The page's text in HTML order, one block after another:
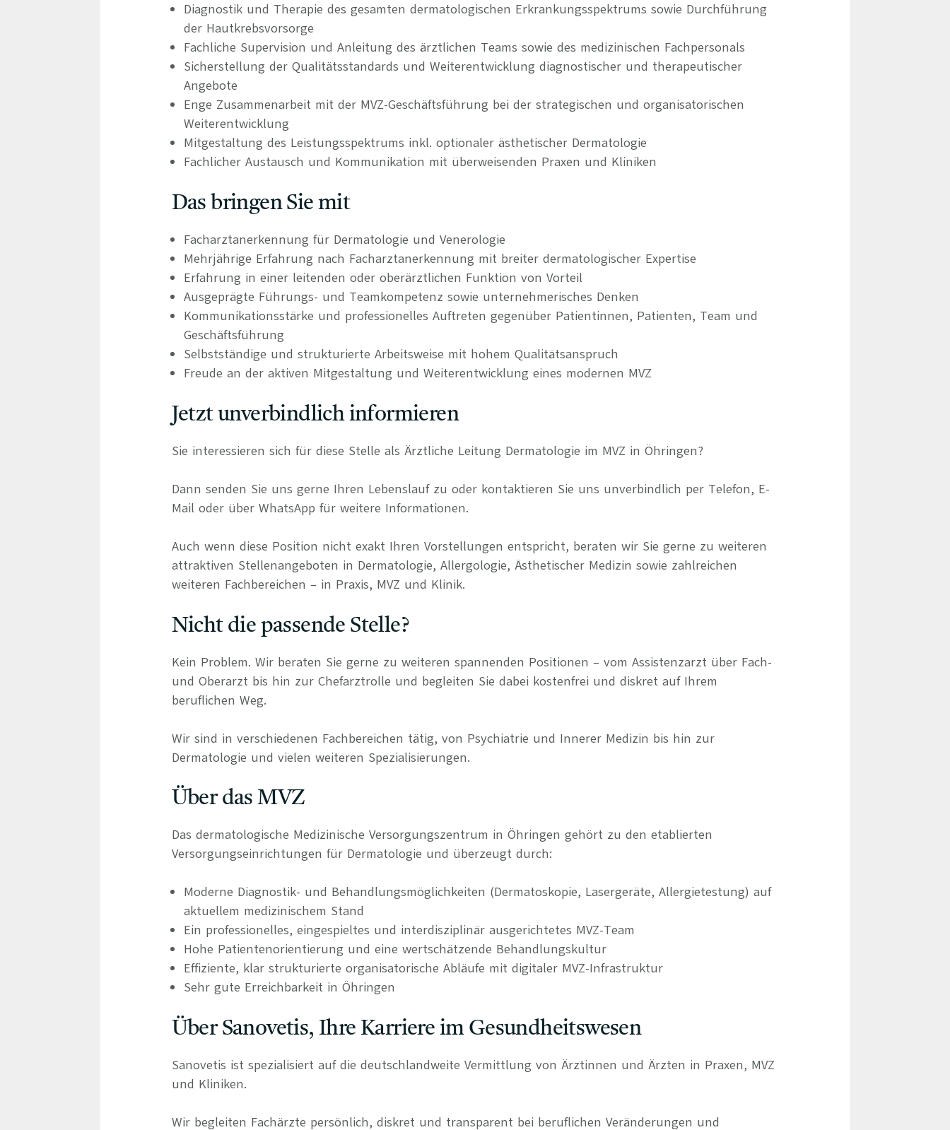
Diagnostik und Therapie des gesamten dermatologischen Erkrankungsspektrums sowie Durchführung
der Hautkrebsvorsorge
Fachliche Supervision und Anleitung des ärztlichen Teams sowie des medizinischen Fachpersonals
Sicherstellung der Qualitätsstandards und Weiterentwicklung diagnostischer und therapeutischer
Angebote
Enge Zusammenarbeit mit der MVZ-Geschäftsführung bei der strategischen und organisatorischen
Weiterentwicklung
Mitgestaltung des Leistungsspektrums inkl. optionaler ästhetischer Dermatologie
Fachlicher Austausch und Kommunikation mit überweisenden Praxen und Kliniken
Das bringen Sie mit
Facharztanerkennung für Dermatologie und Venerologie
Mehrjährige Erfahrung nach Facharztanerkennung mit breiter dermatologischer Expertise
Erfahrung in einer leitenden oder oberärztlichen Funktion von Vorteil
Ausgeprägte Führungs- und Teamkompetenz sowie unternehmerisches Denken
Kommunikationsstärke und professionelles Auftreten gegenüber Patientinnen, Patienten, Team und
Geschäftsführung
Selbstständige und strukturierte Arbeitsweise mit hohem Qualitätsanspruch
Freude an der aktiven Mitgestaltung und Weiterentwicklung eines modernen MVZ
Jetzt unverbindlich informieren
Sie interessieren sich für diese Stelle als Ärztliche Leitung Dermatologie im MVZ in Öhringen?
Dann senden Sie uns gerne Ihren Lebenslauf zu oder kontaktieren Sie uns unverbindlich per Telefon, E-
Mail oder über WhatsApp für weitere Informationen.
Auch wenn diese Position nicht exakt Ihren Vorstellungen entspricht, beraten wir Sie gerne zu weiteren
attraktiven Stellenangeboten in Dermatologie, Allergologie, Ästhetischer Medizin sowie zahlreichen
weiteren Fachbereichen – in Praxis, MVZ und Klinik.
Nicht die passende Stelle?
Kein Problem. Wir beraten Sie gerne zu weiteren spannenden Positionen – vom Assistenzarzt über Fach-
und Oberarzt bis hin zur Chefarztrolle und begleiten Sie dabei kostenfrei und diskret auf Ihrem
beruflichen Weg.
Wir sind in verschiedenen Fachbereichen tätig, von Psychiatrie und Innerer Medizin bis hin zur
Dermatologie und vielen weiteren Spezialisierungen.
Über das MVZ
Das dermatologische Medizinische Versorgungszentrum in Öhringen gehört zu den etablierten
Versorgungseinrichtungen für Dermatologie und überzeugt durch:
Moderne Diagnostik- und Behandlungsmöglichkeiten (Dermatoskopie, Lasergeräte, Allergietestung) auf
aktuellem medizinischem Stand
Ein professionelles, eingespieltes und interdisziplinär ausgerichtetes MVZ-Team
Hohe Patientenorientierung und eine wertschätzende Behandlungskultur
Effiziente, klar strukturierte organisatorische Abläufe mit digitaler MVZ-Infrastruktur
Sehr gute Erreichbarkeit in Öhringen
Über Sanovetis, Ihre Karriere im Gesundheitswesen
Sanovetis ist spezialisiert auf die deutschlandweite Vermittlung von Ärztinnen und Ärzten in Praxen, MVZ
und Kliniken.
Wir begleiten Fachärzte persönlich, diskret und transparent bei beruflichen Veränderungen und